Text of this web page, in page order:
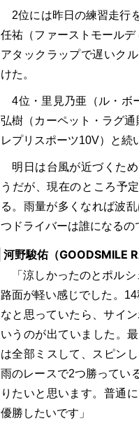
2位には昨日の練習走行
任祐（ファーストモール
アタックラップで遅いク
けた。
4位・里見乃亜（ル・ボ
弘樹（カーペット・ラグ
レプリスポーツ10V）と続
明日は台風が近づくため
うだが、現在のところ予
る。雨量が多くなれば波
つドライバーは誰になるの
河野駿佑（GOODSMILE
「涼しかったのとポルシ
路面が軽い感じでした。
なと思っていたら、サイ
いうのが出ていました。
は全部ミスして、スピン
雨のレースで2つ勝ってい
りたいと思います。普通
優勝したいです」